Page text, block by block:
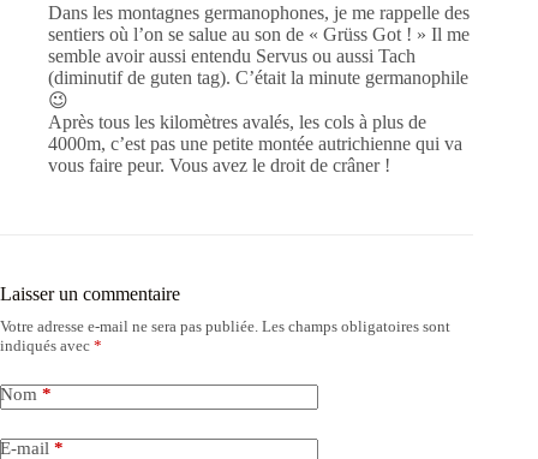
Dans les montagnes germanophones, je me rappelle des
sentiers où l’on se salue au son de « Grüss Got ! » Il me
semble avoir aussi entendu Servus ou aussi Tach
(diminutif de guten tag). C’était la minute germanophile
😉
Après tous les kilomètres avalés, les cols à plus de
4000m, c’est pas une petite montée autrichienne qui va
vous faire peur. Vous avez le droit de crâner !
Laisser un commentaire
Votre adresse e-mail ne sera pas publiée. Les champs obligatoires sont
indiqués avec *
Nom *
E-mail *